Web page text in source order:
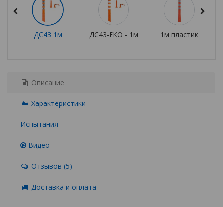
ДС43 1м ДС43-ЕКО - 1м 1м пластик
Описание
Характеристики
Испытания
Видео
Отзывов (5)
Доставка и оплата